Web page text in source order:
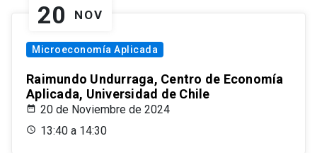
20 NOV
Microeconomía Aplicada
Raimundo Undurraga, Centro de Economía
Aplicada, Universidad de Chile
20 de Noviembre de 2024
13:40 a 14:30